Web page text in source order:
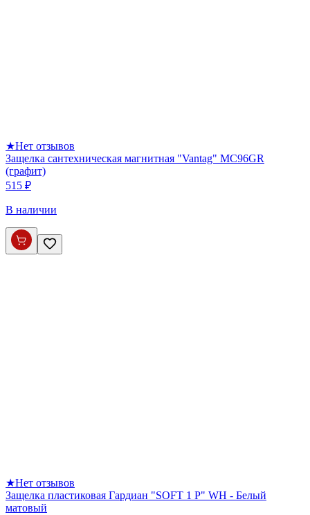
★Нет отзывов
Защелка сантехническая магнитная "Vantag" MC96GR
(графит)
515 ₽
В наличии
★Нет отзывов
Защелка пластиковая Гардиан "SOFT 1 P" WH - Белый
матовый